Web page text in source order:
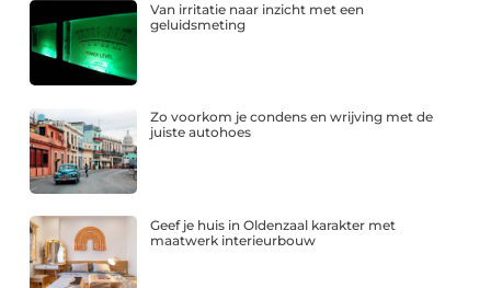
Van irritatie naar inzicht met een
geluidsmeting
Zo voorkom je condens en wrijving met de
juiste autohoes
Geef je huis in Oldenzaal karakter met
maatwerk interieurbouw